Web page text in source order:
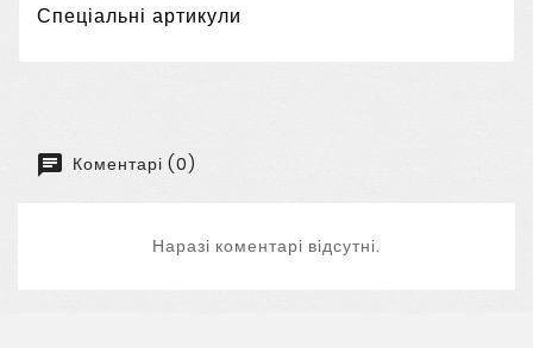
Спеціальні артикули
Коментарі (0)
Наразі коментарі відсутні.